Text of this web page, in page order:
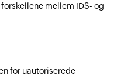
mellem IDS- og
for uautoriserede